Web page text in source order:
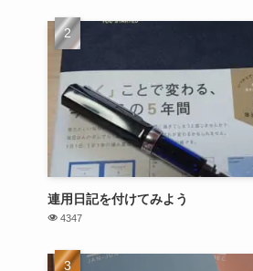
連用日記を付けてみよう
4347